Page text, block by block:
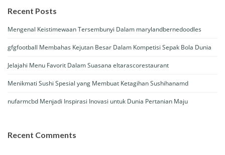
Recent Posts
Mengenal Keistimewaan Tersembunyi Dalam marylandbernedoodles
gfgfootball Membahas Kejutan Besar Dalam Kompetisi Sepak Bola Dunia
Jelajahi Menu Favorit Dalam Suasana eltarascorestaurant
Menikmati Sushi Spesial yang Membuat Ketagihan Sushihanamd
nufarmcbd Menjadi Inspirasi Inovasi untuk Dunia Pertanian Maju
Recent Comments